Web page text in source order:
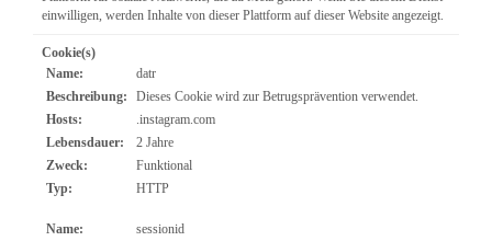
einwilligen, werden Inhalte von dieser Plattform auf dieser Website angezeigt.
Cookie(s)
Name:
datr
Beschreibung:
Dieses Cookie wird zur Betrugsprävention verwendet.
Hosts:
.instagram.com
Lebensdauer:
2 Jahre
Zweck:
Funktional
Typ:
HTTP
Name:
sessionid